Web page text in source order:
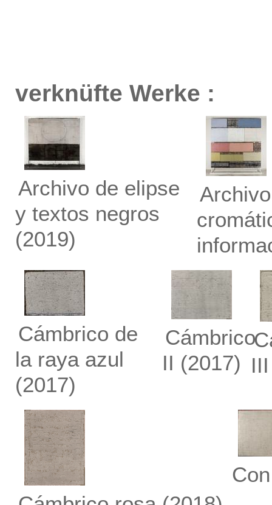
verknüfte Werke :
Archivo de elipse
y textos negros
(2019)
Cámbrico de
la raya azul
(2017)
Cámbrico
II (2017) III